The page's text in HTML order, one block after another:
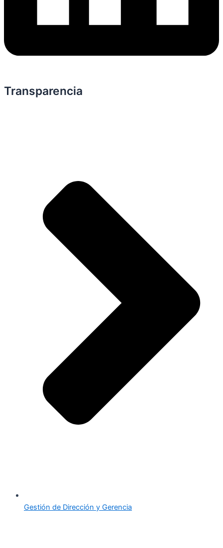
Transparencia
Gestión de Dirección y Gerencia